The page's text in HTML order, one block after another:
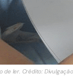
de ler. Crédito: Divulgação